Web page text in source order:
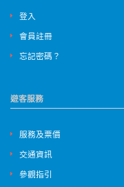
登入
會員註冊
忘記密碼？
遊客服務
服務及票價
交通資訊
參觀指引